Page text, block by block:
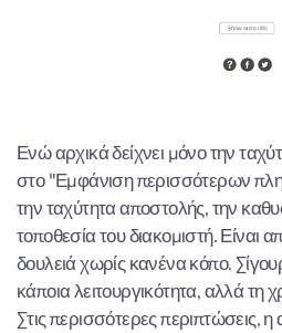
Ενώ αρχικά δείχνει μόνο την
στο "Εμφάνιση περισσότερων
την ταχύτητα αποστολής, την
τοποθεσία του διακομιστή. Είναι
δουλειά χωρίς κανένα κόπο.
κάποια λειτουργικότητα, αλλά τη
Στις περισσότερες περιπτώσεις, η